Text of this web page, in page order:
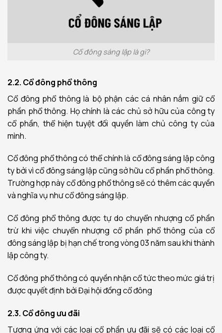
Cổ đông sáng lập là gì?
2.2. Cổ đông phổ thông
Cổ đông phổ thông là bộ phận các cá nhân nắm giữ cổ
phần phổ thông. Họ chính là các chủ sở hữu của công ty
cổ phần, thể hiện tuyệt đối quyền làm chủ công ty của
mình.
Cổ đông phổ thông có thể chính là cổ đông sáng lập công
ty bởi vì cổ đông sáng lập cũng sở hữu cổ phần phổ thông.
Trường hợp này cổ đông phổ thông sẽ có thêm các quyền
và nghĩa vụ như cổ đông sáng lập.
Cổ đông phổ thông được tự do chuyển nhượng cổ phần
trừ khi việc chuyển nhượng cổ phần phổ thông của cổ
đông sáng lập bị hạn chế trong vòng 03 năm sau khi thành
lập công ty.
Cổ đông phổ thông có quyền nhận cổ tức theo mức giá trị
được quyết định bởi Đại hội đồng cổ đông
2.3. Cổ đông ưu đãi
Tương ứng với các loại cổ phần ưu đãi sẽ có các loại cổ